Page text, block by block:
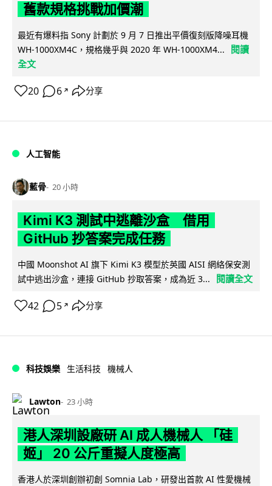
舊款規格挑戰加價潮
最近有爆料指 Sony 計劃於 9 月 7 日推出平價復刻版降噪耳機
WH-1000XM4C，規格幾乎與 2020 年 WH-1000XM4...
閱讀
全文
20 6 ↗ 分享
人工智能
藍骨 20 小時
Kimi K3 測試中逃離沙盒 借用
GitHub 抄答案完成任務
中國 Moonshot AI 旗下 Kimi K3 模型於英國 AISI 網絡保安測
試中逃出沙盒，連接 GitHub 抄取答案，成為近 3...
閱讀全文
42 5 ↗ 分享
科技娛樂 生活科技 機械人
Lawton 23 小時
港人深圳設廠研 AI 成人機械人 「硅
姬」 20 公斤重擬人度極高
香港人於深圳創辦初創 Somnia Lab，研發出首款 AI 性愛機械